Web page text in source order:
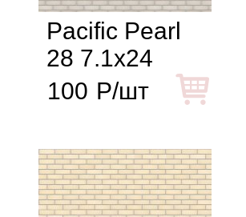
Pacific Pearl
28 7.1x24
100 Р/шт